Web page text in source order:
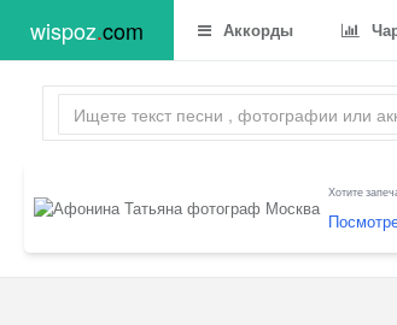
wispoz.com Аккорды
Хотите